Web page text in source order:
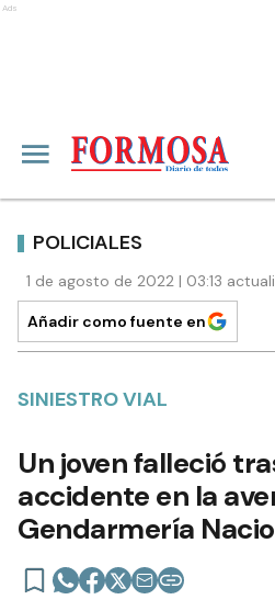
Ads
POLICIALES
1 de agosto de 2022 | 03:13
Añadir como fuente en
SINIESTRO VIAL
Un joven falleció
accidente en la
Gendarmería